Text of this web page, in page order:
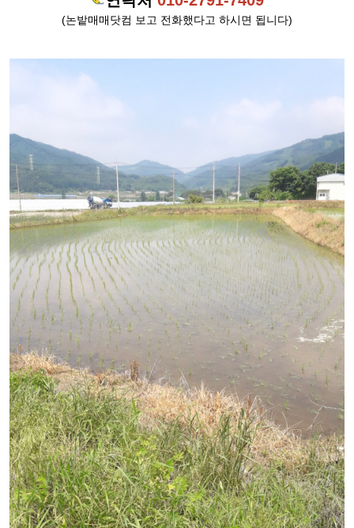
(논밭매매닷컴 보고 전화했다고 하시면 됩니다)